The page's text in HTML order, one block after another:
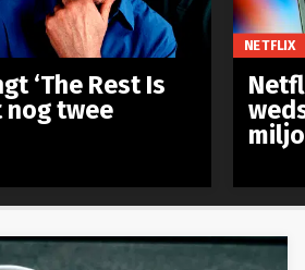
‘The Rest Is
nog twee
NETFLIX